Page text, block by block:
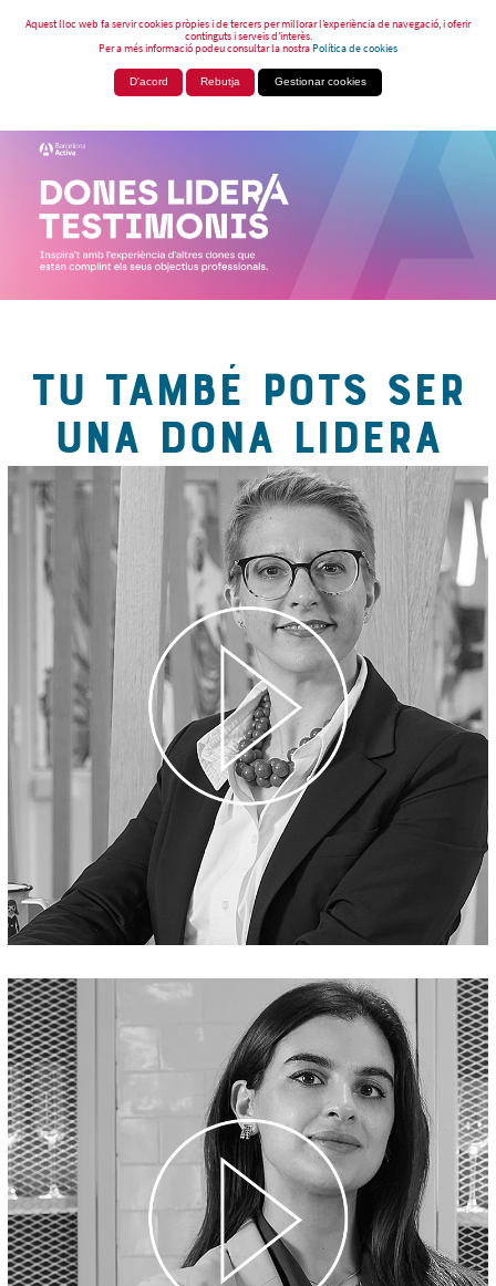
Aquest lloc web fa servir cookies pròpies i de tercers per millorar l’experiència de navegació, i oferir
continguts i serveis d’interès.
Per a més informació podeu consultar la nostraPolítica de cookies
D'acord Rebutja Gestionar cookies
TU TAMBÉ POTS SER
UNA DONA LIDERA